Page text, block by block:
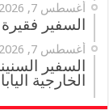
أغسطس 7, 2026
السفير فقيرة
أغسطس 7, 2026
السفير
الخارجية